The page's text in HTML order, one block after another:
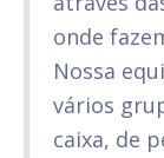
onde
Nossa
vários
caixa, de